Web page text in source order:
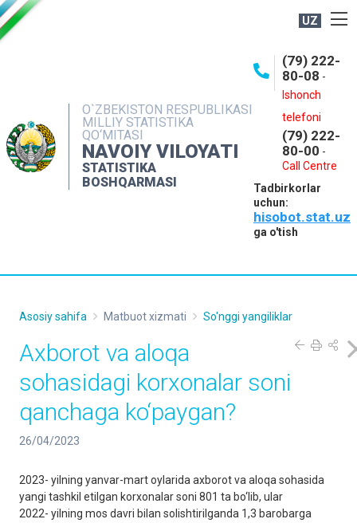
UZ
O`ZBEKISTON RESPUBLIKASI
MILLIY STATISTIKA
QO‘MITASI
NAVOIY VILOYATI
STATISTIKA
BOSHQARMASI
(79) 222-
80-08 -
Ishonch
telefoni
(79) 222-
80-00 -
Call Centre
Tadbirkorlar
uchun:
hisobot.stat.uz
ga o'tish
OCHIQ MA'LUMOTLAR
INTERAKTIV XIZMATLAR
MUROJAATLAR
Asosiy sahifa Matbuot xizmati So'nggi yangiliklar
Axborot va aloqa
sohasidagi korxonalar soni
qanchaga ko‘paygan?
26/04/2023
2023- yilning yanvar-mart oylarida axborot va aloqa sohasida
yangi tashkil etilgan korxonalar soni 801 ta bo‘lib, ular
2022- yilning mos davri bilan solishtirilganda 1,3 barobarga